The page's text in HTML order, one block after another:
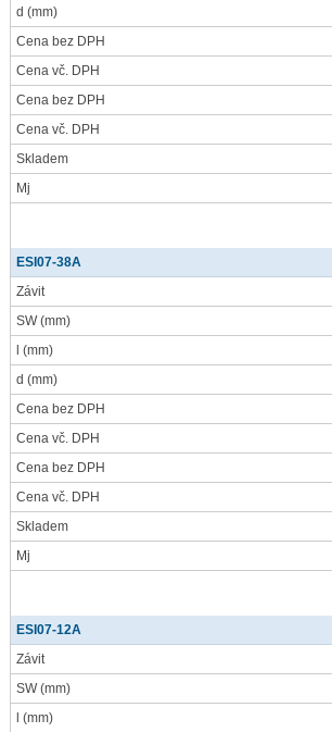
d (mm)
Cena bez DPH
Cena vč. DPH
Cena bez DPH
Cena vč. DPH
Skladem
Mj
ESI07-38A
Závit
SW(mm)
(mm)
d (mm)
Cena bez DPH
Cena vč. DPH
Cena bez DPH
Cena vč. DPH
Skladem
Mj
ESI07-12A
Závit
SW(mm)
(mm)